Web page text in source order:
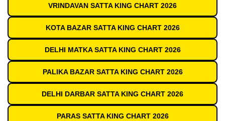
VRINDAVAN SATTA KING CHART 2026
KOTA BAZAR SATTA KING CHART 2026
DELHI MATKA SATTA KING CHART 2026
PALIKA BAZAR SATTA KING CHART 2026
DELHI DARBAR SATTA KING CHART 2026
PARAS SATTA KING CHART 2026